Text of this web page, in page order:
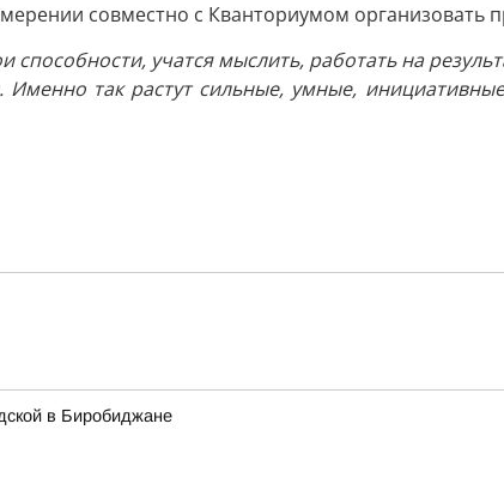
совместно с Кванториумом
способности, учатся мыслить, работать на
так растут сильные, умные,
в Биробиджане